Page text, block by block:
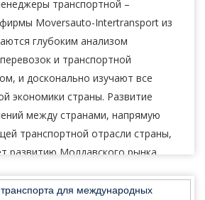
транспортной –
Moversauto-Intertransport из
глубоким анализом
и транспортной
и досконально изучают все
экономики страны. Развитие
между странами, напрямую
транспортной отрасли страны,
развитию Молдавского рынка
транспорта